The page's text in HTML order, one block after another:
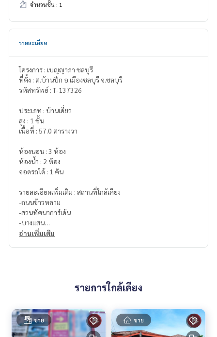
จำนวนชั้น : 1
รายละเอียด
โครงการ : เบญญาภา ชลบุรี
ที่ตั้ง : ต.บ้านปึก อ.เมืองชลบุรี จ.ชลบุรี
รหัสทรัพย์ : T-137326
ประเภท : บ้านเดี่ยว
สูง : 1 ชั้น
เนื้อที่ : 57.0 ตารางวา
ห้องนอน : 3 ห้อง
ห้องน้ำ : 2 ห้อง
จอดรถได้ : 1 คัน
รายละเอียดเพิ่มเติม : สถานที่ใกล้เคียง
-ถนนข้าวหลาม
-สวนทัศนาการ์เด้น
-บางแสน
**เรามีบริการจัดสินเชื่อให้ฟรี พร้อมยินดีให้คำปรึกษา มีให้เลือกทุ
**พร้อมอัตราดอกเบี้ยพิเศษ และ วงเงินสูงสุด 90-100% ของราคา
ประเมิน**
อ่านเพิ่มเติม
รายการใกล้เคียง
ขาย ขาย